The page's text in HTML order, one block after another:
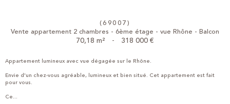
(69007)
Vente appartement 2 chambres - 6ème étage - vue Rhône - Balcon
70,18 m² - 318 000 €
Appartement lumineux avec vue dégagée sur le Rhône.
Envie d'un chez-vous agréable, lumineux et bien situé. Cet appartement est fait
pour vous.
Ce...